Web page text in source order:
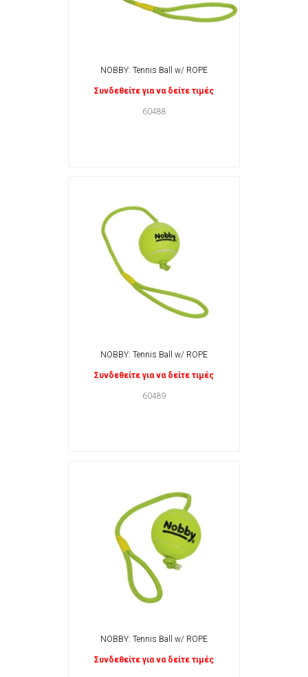
NOBBY: Tennis Ball w/ ROPE
Συνδεθείτε για να δείτε τιμές
60488
NOBBY: Tennis Ball w/ ROPE
Συνδεθείτε για να δείτε τιμές
60489
NOBBY: Tennis Ball w/ ROPE
Συνδεθείτε για να δείτε τιμές